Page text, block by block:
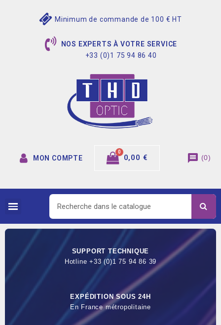
Minimum de commande de 100 € HT
NOS EXPERTS À VOTRE SERVICE
+33 (0)1 75 94 86 40
MON COMPTE 0,00 € message (0)
SUPPORT TECHNIQUE
Hotline +33 (0)1 75 94 86 39
EXPÉDITION SOUS 24H
En France métropolitaine